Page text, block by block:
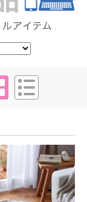
タイル